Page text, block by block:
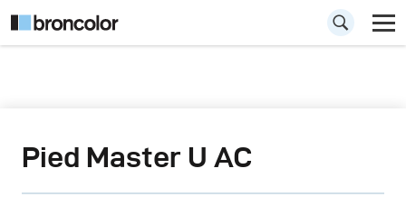
Pied Master U AC